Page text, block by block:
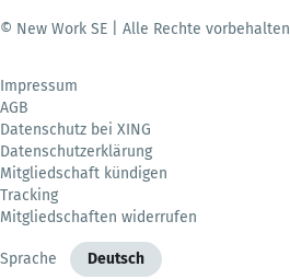
© New Work SE | Alle Rechte vorbehalten
Impressum
AGB
Datenschutz bei XING
Datenschutzerklärung
Mitgliedschaft kündigen
Tracking
Mitgliedschaften widerrufen
Sprache Deutsch